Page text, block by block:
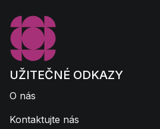
UŽITEČNÉ ODKAZY
O nás
Kontaktujte nás